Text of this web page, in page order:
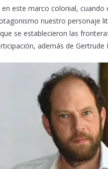
en este marco colonial,
nuestro personaje
se establecieron las
además de Gertrude